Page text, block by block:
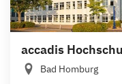
accadis
Bad Homburg